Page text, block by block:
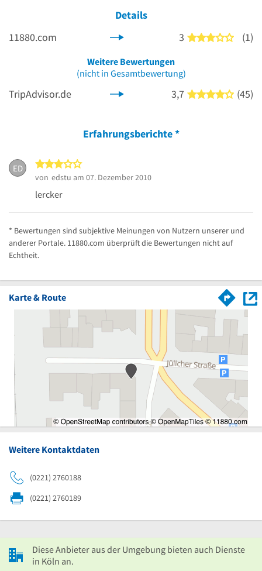
Details
11880.com
3 3 von
(1)
Weitere Bewertungen
(nicht in Gesamtbewertung)
TripAdvisor.de 3,7 4 von
(45)
Erfahrungsberichte*
ED
von edstu am 07. Dezember 2010
lercker
* Bewertungen sind subjektive Meinungen von Nutzern unserer und
anderer Portale. 11880.com überprüft die Bewertungen nicht auf
Echtheit.
Karte & Route
Weitere Kontaktdaten
(0221) 2760188
(0221) 2760189
Diese Anbieter aus der Umgebung bieten auch Dienste
in Köln an.